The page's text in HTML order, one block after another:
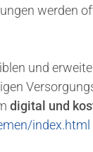
werden
und
digital und
index.html